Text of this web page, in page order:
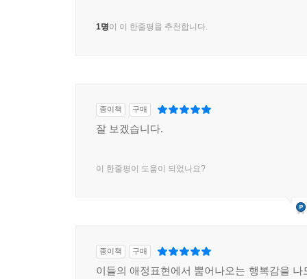
1명이 이 한줄평을 추천합니다.
종이책 구매
잘 보겠습니다.
이 한줄평이 도움이 되었나요?
종이책 구매
이들의 애정표현에서 뿜어나오는 행복감을 나